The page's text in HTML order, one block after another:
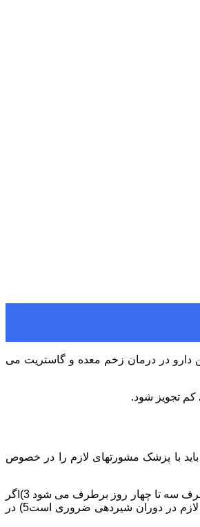
دارو در درمان زخم معده و گاستریت می
کم تجویز شود.
با پزشک مشورتهای لازم را در خصوص
1)در صورت مصرف غذاهای پرچرب یا پرخوری در غذا می تواند اثر درمانی دارو را کاهش بدهد 2)مصرف دارو می تواند سبب ایجاد گیجی شود که پس از قطع دارو ظرف سه تا چهار روز برطرف می شود 3)اگر
از این دارو استفاده می کنید بهتر است از انجام فعالیتهای مثل رانندگی دوری کنید 4)این امکان وجود دارد که فاموتیدین در شیرمادران ترشح شود پس احتیاطهای لازم در دوران شیردهی ضروری است5) در